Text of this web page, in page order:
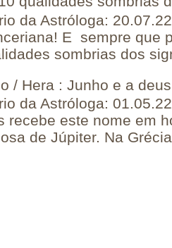
da Astróloga:
E sempre que
sombrias dos
/ Hera : Junho e a
da Astróloga:
recebe este nome em
de Júpiter. Na